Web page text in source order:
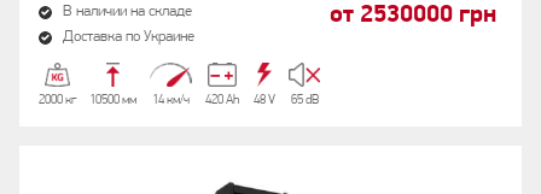
В наличии на складе
Доставка по Украине
от 2530000 грн
2000 кг 10500 мм 14 км/ч 420 Аh 48 V 65 dB